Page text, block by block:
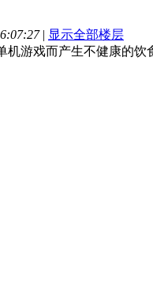
| 显示全部楼层
机游戏而产生不健康的饮